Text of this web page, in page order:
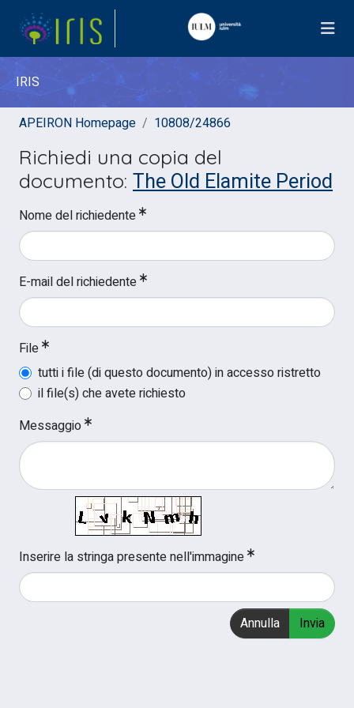
IRIS
APEIRON Homepage 10808/24866
Richiedi una copia del
documento: The Old Elamite Period
Nome del richiedente
E-mail del richiedente
File
tutti i file (di questo documento) in accesso ristretto
il file(s) che avete richiesto
Messaggio
Inserire la stringa presente nell'immagine
Annulla Invia